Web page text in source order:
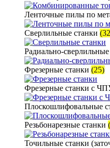
Ленточные пилы по
Сверлильные станки
Радиально-сверлильные
Фрезерные станки (25)
Фрезерные станки с
Плоскошлифовальные
Резьбонарезные станки
Точильные станки